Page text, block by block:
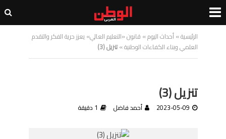
الرئيسية»أحداث اليوم» قانون «التعليم العالي» يعزز حرية الفكر والتقدم
العلمي وبناء الكفاءات الوطنية»تنزيل (3)
تنزيل (3)
2023-05-09 أحمد فاضل 1 دقيقة